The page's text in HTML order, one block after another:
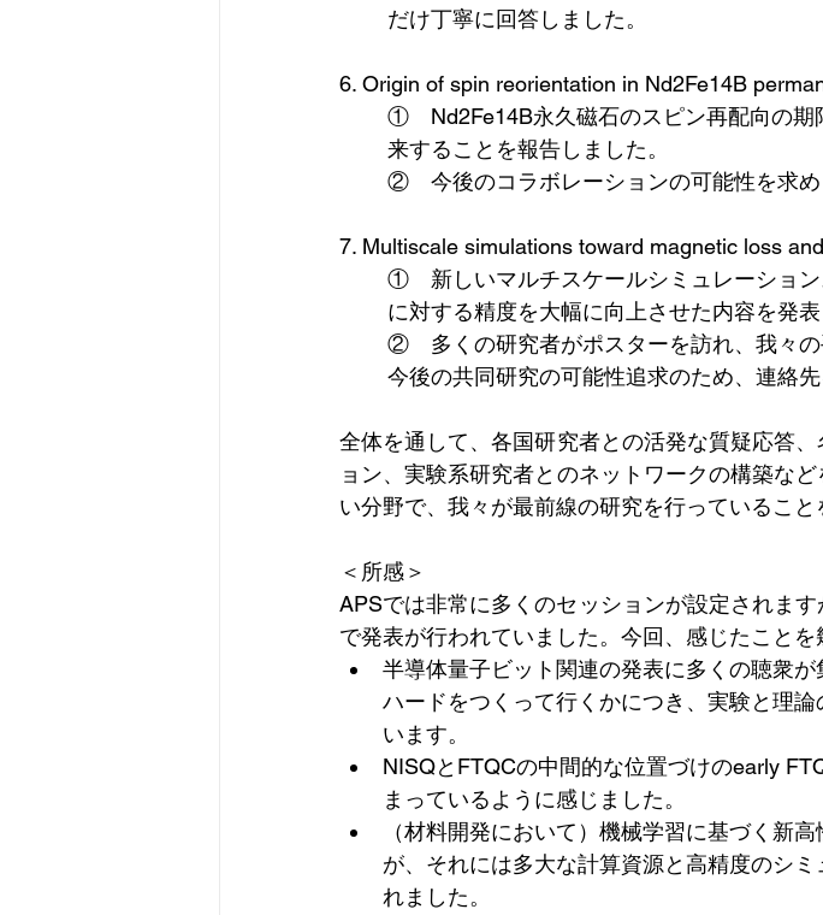
だけ丁寧に回答しました。
6. Origin of spin reorientation in Nd2Fe14B
①　Nd2Fe14B永久磁石のスピン再配向の
来することを報告しました。
②　今後のコラボレーションの可能性を求め
7. Multiscale simulations toward magnetic loss
①　新しいマルチスケールシミュレーショ
に対する精度を大幅に向上させた内容を発表
②　多くの研究者がポスターを訪れ、我々の
今後の共同研究の可能性追求のため、連絡先
全体を通して、各国研究者との活発な質疑応答
ョン、実験系研究者とのネットワークの構築な
い分野で、我々が最前線の研究を行っていること
＜所感＞
APSでは非常に多くのセッションが設定されま
で発表が行われていました。今回、感じたことを
半導体量子ビット関連の発表に多くの聴衆
ハードをつくって行くかにつき、実験と理
います。
NISQとFTQCの中間的な位置づけのearly
まっているように感じました。
（材料開発において）機械学習に基づく新
が、それには多大な計算資源と高精度のシ
れました。